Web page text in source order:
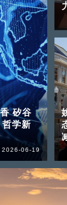
矽谷
学新
2026-06-19